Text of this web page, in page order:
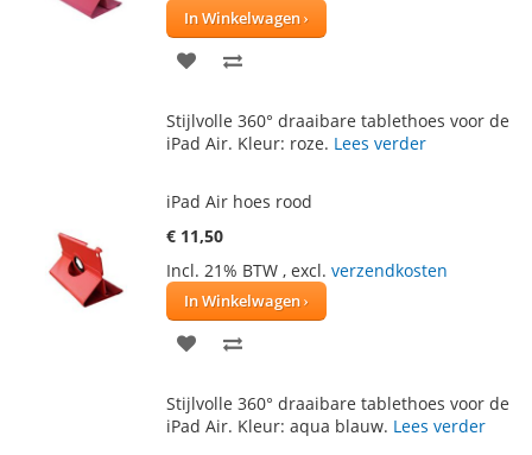
In Winkelwagen
VOEG
AAN
TE
Stijlvolle 360° draaibare tablethoes voor de
iPad Air. Kleur: roze. Lees verder
iPad Air hoes rood
€ 11,50
Incl. 21% BTW , excl. verzendkosten
In Winkelwagen
VOEG
AAN
TE
Stijlvolle 360° draaibare tablethoes voor de
iPad Air. Kleur: aqua blauw. Lees verder